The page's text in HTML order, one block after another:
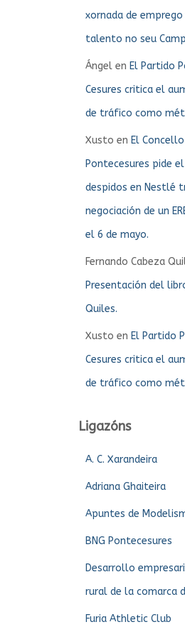
xornada de
talento no seu
Ángelen El Partido
Cesures critica el
de tráfico como
Xusto en El
Pontecesures pide
despidos en Nestlé
negociación de un
el 6 de mayo.
Fernando Cabeza
Presentación del
Quiles.
Xusto en El Partido
Cesures critica el
de tráfico como
Ligazóns
A. C. Xarandeira
Adriana Ghaiteira
Apuntes de
BNG Pontecesures
Desarrollo
rural de la comarca
Furia Athletic Club